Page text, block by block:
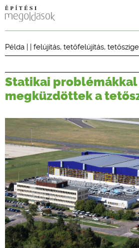
CPR
ONLINE
TERVEZÉSI
Példa | | felújítás, tetőfelújítás,
Statikai problémákkal
megküzdöttek a